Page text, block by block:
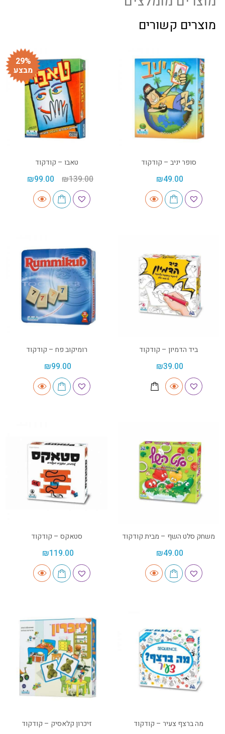
מוצרים קשורים
סופר יניב – קודקוד
₪49.00
29%
מבצע
טאבו – קודקוד
₪139.00
₪99.00
ביד הדמיון – קודקוד
₪39.00
רומיקוב פח – קודקוד
₪99.00
משחק סלט השף – מבית קודקוד
₪49.00
סטאקס – קודקוד
₪119.00
מה ברצף צעיר – קודקוד זיכרון קלאסיק – קודקוד